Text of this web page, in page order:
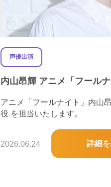
声優出演
内山昂輝 アニメ「フール
アニメ「フールナイト」内山
役 を担当いたします。
2026.06.24 詳細